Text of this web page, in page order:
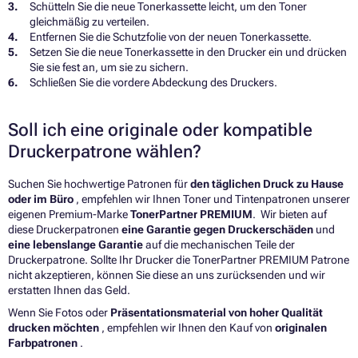
Schütteln Sie die neue Tonerkassette leicht, um den Toner
gleichmäßig zu verteilen.
Entfernen Sie die Schutzfolie von der neuen Tonerkassette.
Setzen Sie die neue Tonerkassette in den Drucker ein und drücken
Sie sie fest an, um sie zu sichern.
Schließen Sie die vordere Abdeckung des Druckers.
Soll ich eine originale oder kompatible
Druckerpatrone wählen?
Suchen Sie hochwertige Patronen fürden täglichen Druck zu Hause
oder im Büro , empfehlen wir Ihnen Toner und Tintenpatronen unserer
eigenen Premium-MarkeTonerPartner PREMIUM. Wir bieten auf
diese Druckerpatronen eine Garantie gegen Druckerschäden und
eine lebenslange Garantieauf die mechanischen Teile der
Druckerpatrone. Sollte Ihr Drucker die TonerPartner PREMIUM Patrone
nicht akzeptieren, können Sie diese an uns zurücksenden und wir
erstatten Ihnen das Geld.
Wenn Sie Fotos oder Präsentationsmaterial von hoher Qualität
drucken möchten , empfehlen wir Ihnen den Kauf von originalen
Farbpatronen .